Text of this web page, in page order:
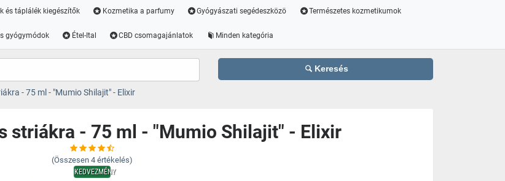
és táplálék kiegészítők Kozmetika a parfumy Gyógyászati segédeszközö Természetes kozmetikumok
gyógymódok Étel-Ital CBD csomagajánlatok Minden kategória
Keresés
- 75 ml - "Mumio Shilajit" - Elixir
striákra - 75 ml - "Mumio Shilajit" - Elixir
(Összesen 4 értékelés)
KEDVEZMÉNY